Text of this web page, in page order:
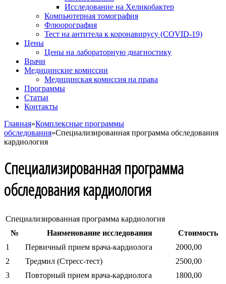
Исследование на Хеликобактер
Компьютерная томография
Флюорография
Тест на антитела к коронавирусу (COVID-19)
Цены
Цены на лабораторную диагностику
Врачи
Медицинские комиссии
Медицинская комиссия на права
Программы
Статьи
Контакты
Главная»Комплексные программы
обследования»Специализированная программа обследования
кардиология
Специализированная программа
обследования кардиология
Специализированная программа кардиология
№
Наименование исследования
Стоимость
1
Первичный прием врача-кардиолога
2000,00
2
Тредмил (Стресс-тест)
2500,00
3
Повторный прием врача-кардиолога
1800,00